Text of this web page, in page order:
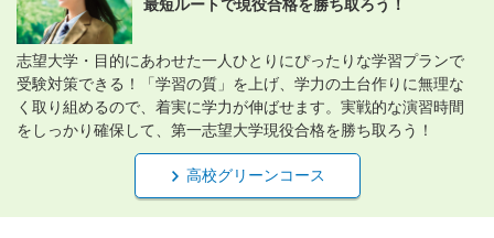
最短ルートで現役合格を勝ち取ろう！
志望大学・目的にあわせた一人ひとりにぴったりな学習プランで
受験対策できる！「学習の質」を上げ、学力の土台作りに無理な
く取り組めるので、着実に学力が伸ばせます。実戦的な演習時間
をしっかり確保して、第一志望大学現役合格を勝ち取ろう！
高校グリーンコース